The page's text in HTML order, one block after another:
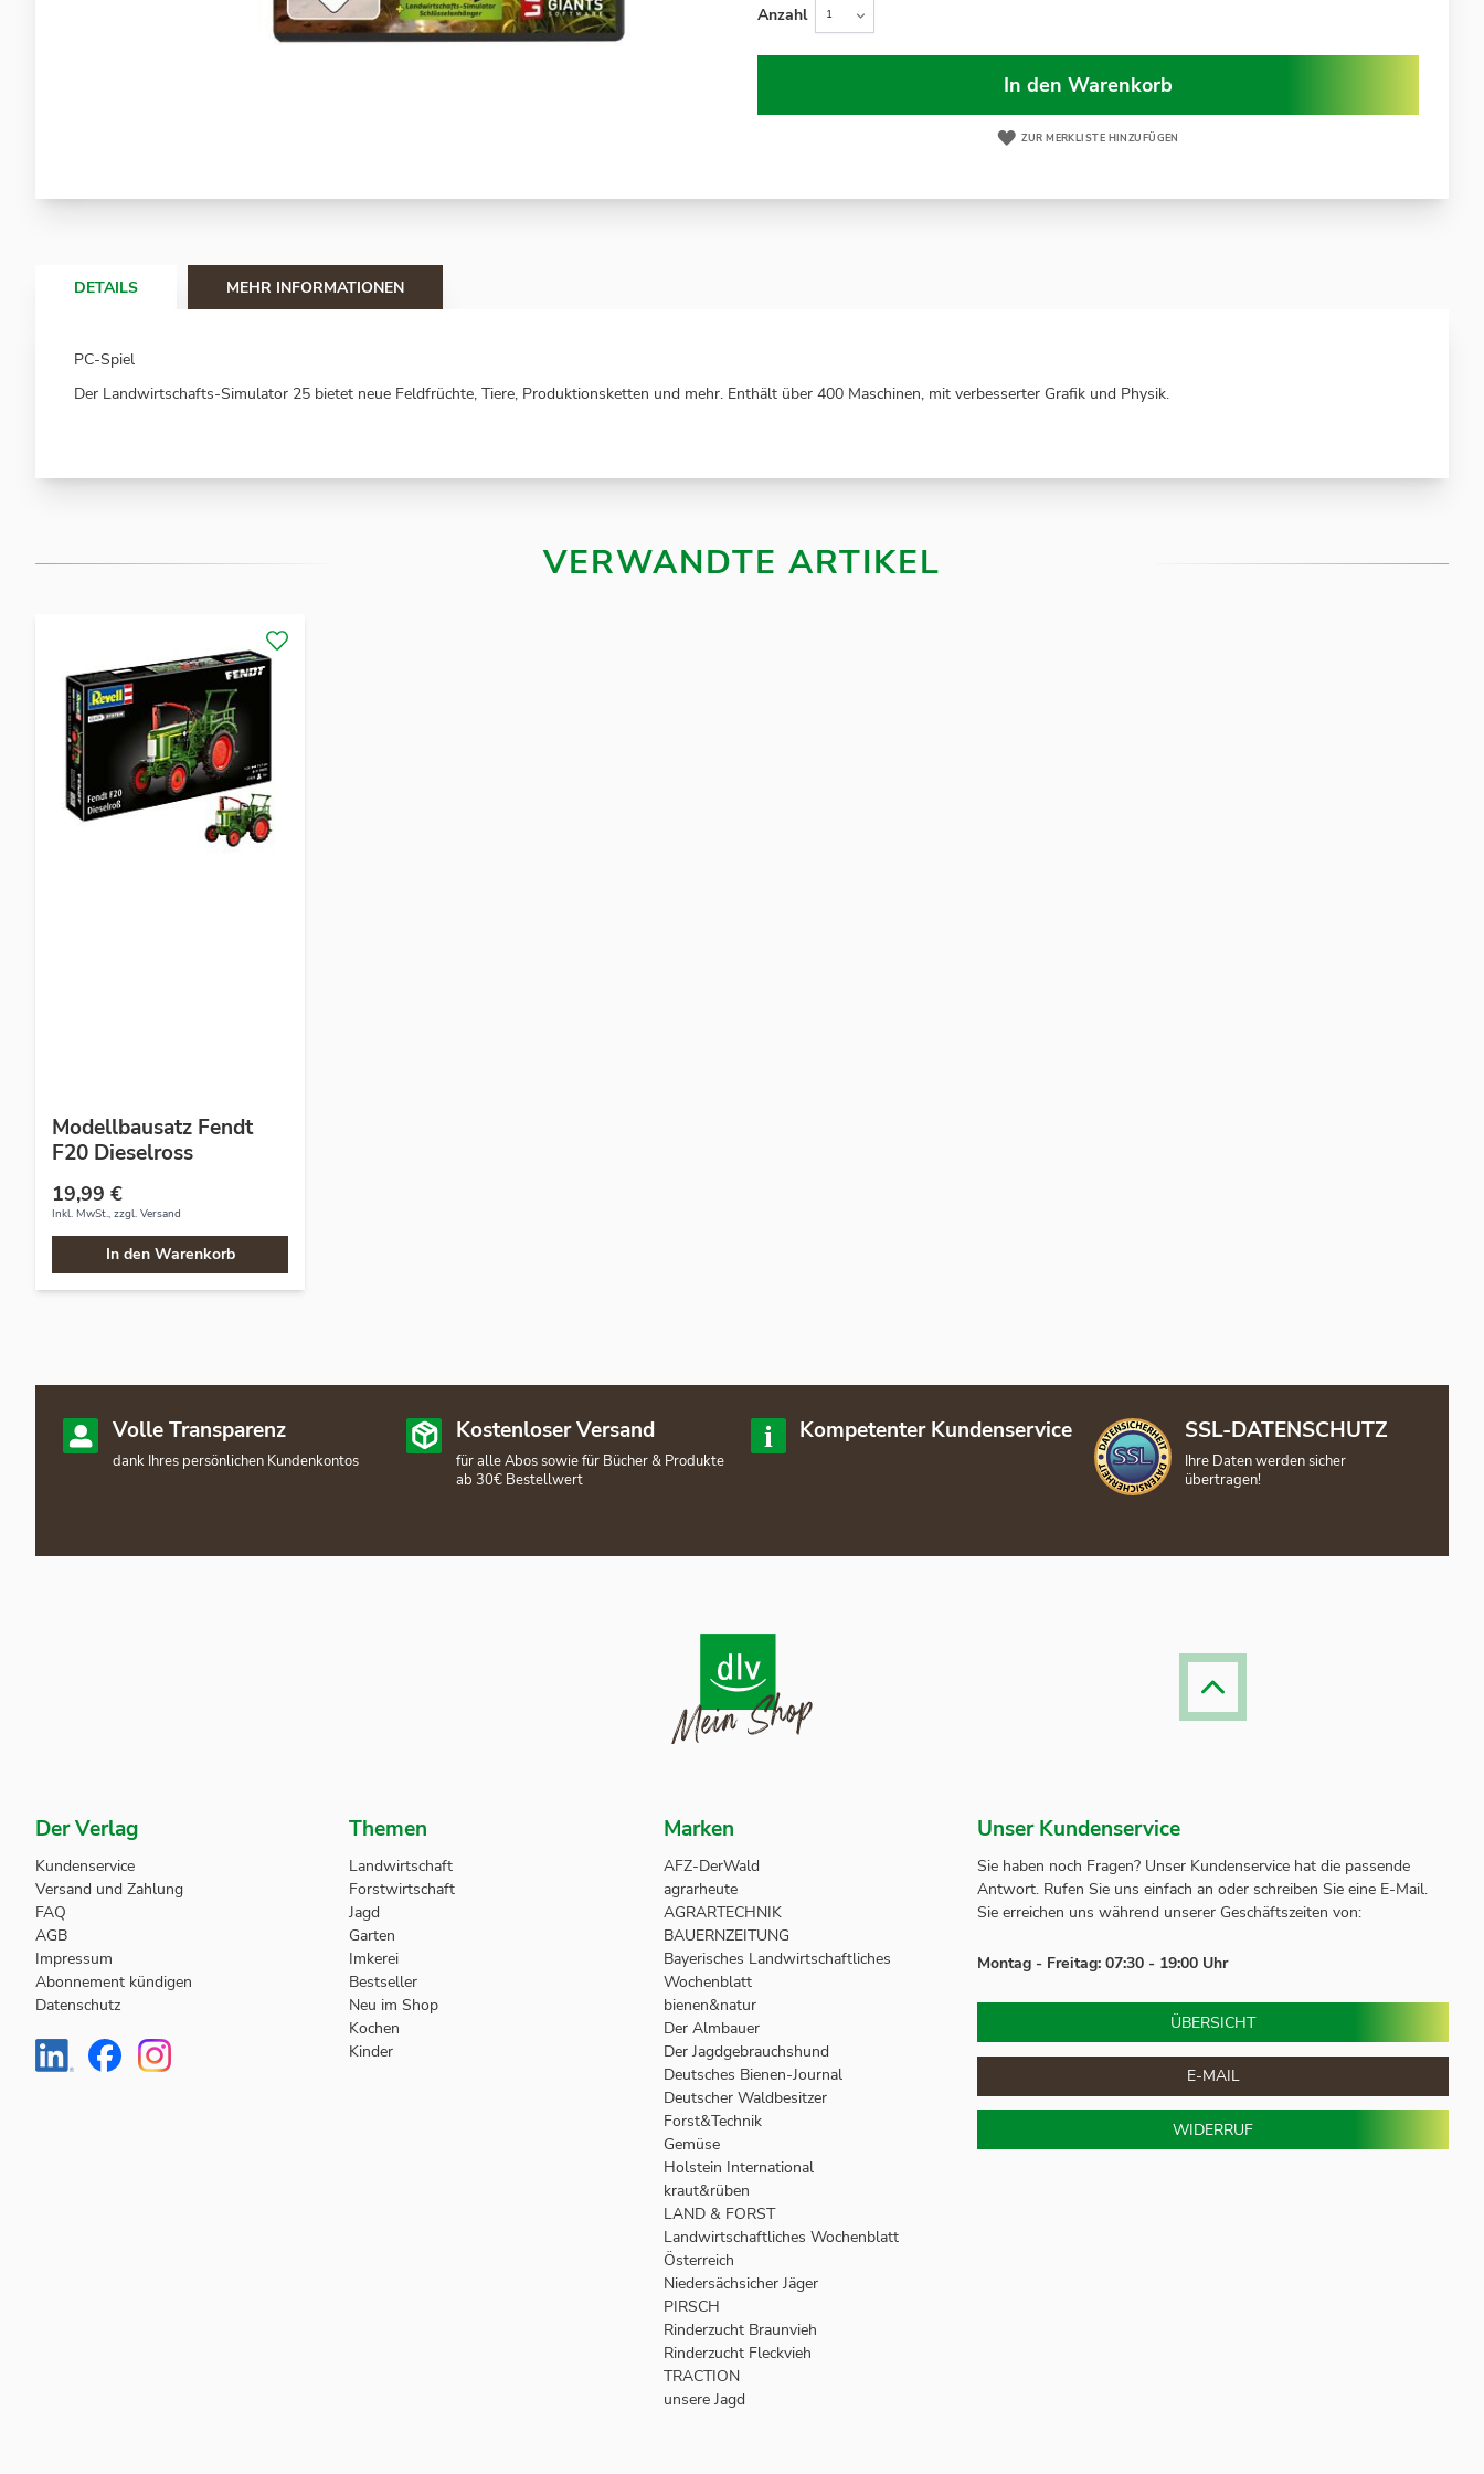
Bildergalerie
Anzahl
In den Warenkorb
ZUR MERKLISTE HINZUFÜGEN
DETAILS
PC-Spiel
Der Landwirtschafts-Simulator 25 bietet neue Feldfrüchte, Tiere, Produktionsketten und mehr. Enthält über 400 Maschinen, mit verbesserter Grafik und Physik.
MEHR INFORMATIONEN
VERWANDTE ARTIKEL
Modellbausatz Fendt
F20 Dieselross
19,99 €
Inkl. MwSt., zzgl. Versand
In den Warenkorb
Volle Transparenz
dank Ihres persönlichen Kundenkontos
Kostenloser Versand
für alle Abos sowie für Bücher & Produkte
ab 30€ Bestellwert
Kompetenter Kundenservice SSL-DATENSCHUTZ
Ihre Daten werden sicher
übertragen!
Der Verlag
Kundenservice
Versand und Zahlung
FAQ
AGB
Impressum
Abonnement kündigen
Datenschutz
Themen
Landwirtschaft
Forstwirtschaft
Jagd
Garten
Imkerei
Bestseller
Neu im Shop
Kochen
Kinder
Marken
AFZ-DerWald
agrarheute
AGRARTECHNIK
BAUERNZEITUNG
Bayerisches Landwirtschaftliches
Wochenblatt
bienen&natur
Der Almbauer
Der Jagdgebrauchshund
Deutsches Bienen-Journal
Deutscher Waldbesitzer
Forst&Technik
Gemüse
Holstein International
kraut&rüben
LAND & FORST
Landwirtschaftliches Wochenblatt
Österreich
Niedersächsicher Jäger
PIRSCH
Rinderzucht Braunvieh
Rinderzucht Fleckvieh
TRACTION
unsere Jagd
Unser Kundenservice
Sie haben noch Fragen? Unser Kundenservice hat die passende
Antwort. Rufen Sie uns einfach an oder schreiben Sie eine E-Mail.
Sie erreichen uns während unserer Geschäftszeiten von:
Montag - Freitag: 07:30 - 19:00 Uhr
ÜBERSICHT
E-MAIL
WIDERRUF